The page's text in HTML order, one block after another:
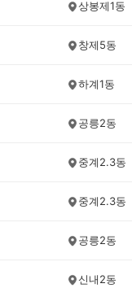
상봉제1동
창제5동
하계1동
공릉2동
중계2.3동
중계2.3동
공릉2동
신내2동